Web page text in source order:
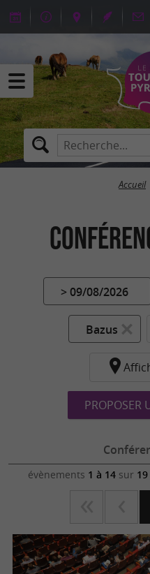
Accueil
> 09/08/2026
Bazus
PROPOSER
évènements 1 à 14sur 19